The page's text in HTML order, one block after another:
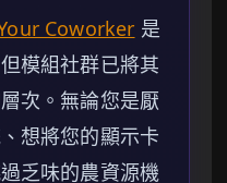
Coworker 是
模組社群已將其
次。無論您是厭
想將您的顯示卡
乏味的農資源機